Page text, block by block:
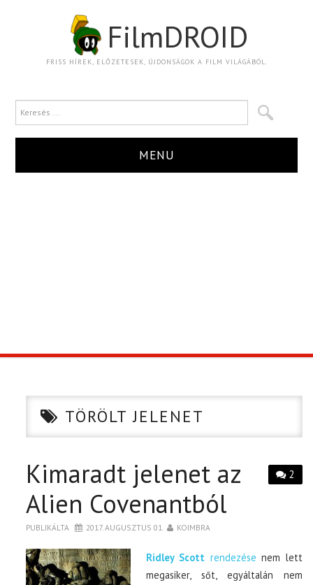
FilmDROID
FRISS HÍREK, ELŐZETESEK, ÚJDONSÁGOK A FILM VILÁGÁBÓL.
MENU
CIKK
PÓLÓ RENDELÉS
TÖRÖLT JELENET
2
Kimaradt jelenet az
Alien Covenantból
PUBLIKÁLTA 2017. AUGUSZTUS 01. KOIMBRA
Ridley Scott rendezése nem lett
megasiker, sőt, egyáltalán nem